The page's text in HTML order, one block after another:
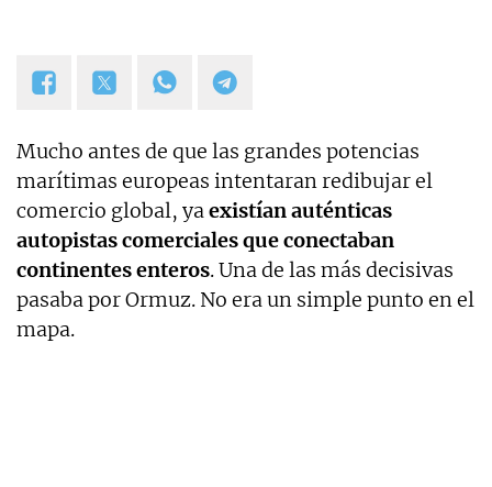
Mucho antes de que las grandes potencias
marítimas europeas intentaran redibujar el
comercio global, yaexistían auténticas
autopistas comerciales que conectaban
continentes enteros. Una de las más decisivas
pasaba por Ormuz. No era un simple punto en el
mapa.